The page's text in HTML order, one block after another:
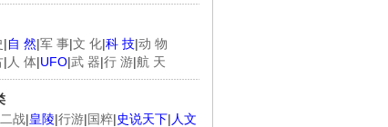
|自 然|军 事|文 化|科 技|动 物
| 人 体|UFO|武 器|行 游|航 天
二战|皇陵|行游|国粹|史说天下| 人文